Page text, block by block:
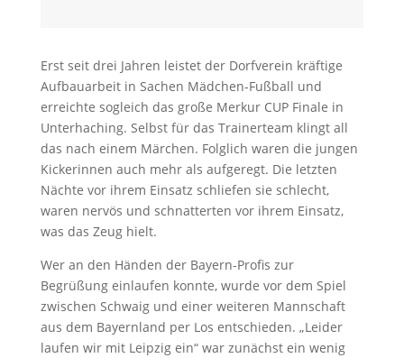
Erst seit drei Jahren leistet der Dorfverein kräftige
Aufbauarbeit in Sachen Mädchen-Fußball und
erreichte sogleich das große Merkur CUP Finale in
Unterhaching. Selbst für das Trainerteam klingt all
das nach einem Märchen. Folglich waren die jungen
Kickerinnen auch mehr als aufgeregt. Die letzten
Nächte vor ihrem Einsatz schliefen sie schlecht,
waren nervös und schnatterten vor ihrem Einsatz,
was das Zeug hielt.
Wer an den Händen der Bayern-Profis zur
Begrüßung einlaufen konnte, wurde vor dem Spiel
zwischen Schwaig und einer weiteren Mannschaft
aus dem Bayernland per Los entschieden. „Leider
laufen wir mit Leipzig ein“ war zunächst ein wenig